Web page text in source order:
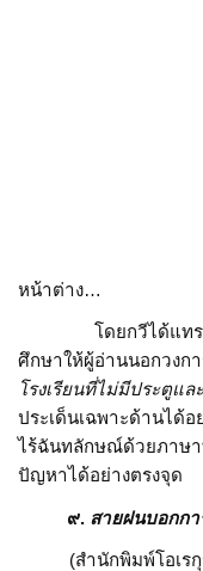
ขณะครา
สร้าง
เพื่ออัพโ
แข่งขั
ถือป้าย
ทั้งที่ห
ความ
หน้าต่าง…
โดยกวีได้แทรกเชิ
ศึกษาให้ผู้อ่านนอกวงก
โรงเรียนที่ไม่มีประตูแ
ประเด็นเฉพาะด้านได้
ไร้ฉันทลักษณ์ด้วยภาษา
ปัญหาได้อย่างตรงจุด
๙. สายฝนบอกก
(สำนักพิมพ์โอเร